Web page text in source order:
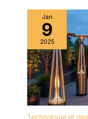
Jan
9
2025
Technologie et